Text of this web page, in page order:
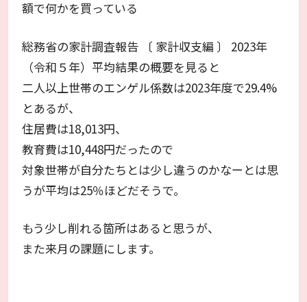
額で何かを買っている
総務省の家計調査報告 〔 家計収支編 〕 2023年
（令和５年）平均結果の概要を見ると
二人以上世帯のエンゲル係数は2023年度で29.4%
とあるが、
住居費は18,013円、
教育費は10,448円だったので
対象世帯が自分たちとは少し違うのかなーとは思
うが平均は25％ほどだそうで。
もう少し削れる箇所はあると思うが、
また来月の課題にします。